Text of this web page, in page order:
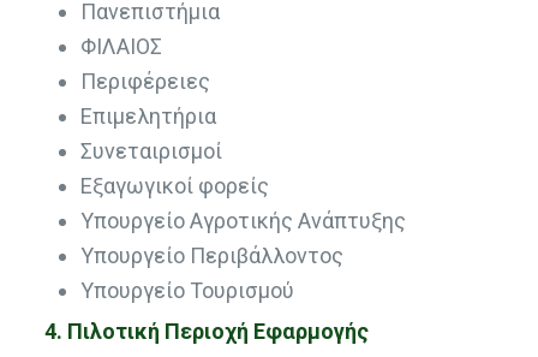
Πανεπιστήμια
ΦΙΛΑΙΟΣ
Περιφέρειες
Επιμελητήρια
Συνεταιρισμοί
Εξαγωγικοί φορείς
Υπουργείο Αγροτικής Ανάπτυξης
Υπουργείο Περιβάλλοντος
Υπουργείο Τουρισμού
4. Πιλοτική Περιοχή Εφαρμογής